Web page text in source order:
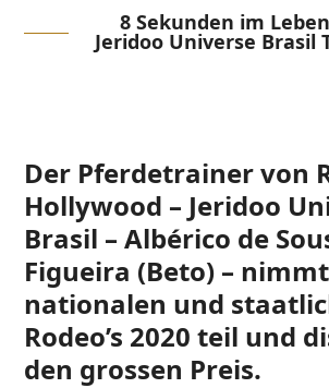
8 Sekunden im
Jeridoo Universe Brasil
Der Pferdetrainer von
Hollywood – Jeridoo
Brasil – Albérico de
Figueira (Beto) –
nationalen und
Rodeo’s 2020 teil und
den grossen Preis.